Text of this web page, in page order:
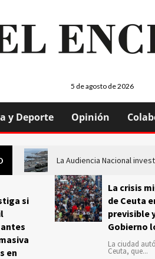
5 de agosto de 2026
y Deporte Opinión
La Audiencia Nacional
si
en
La crisis
de Ceuta
previsible
Gobierno
La ciudad
Ceuta, que...